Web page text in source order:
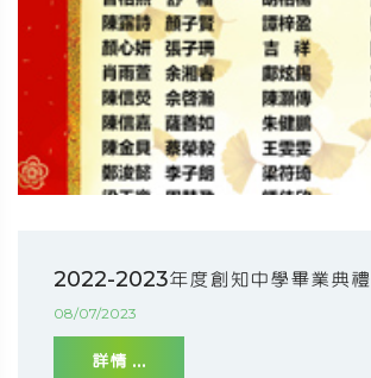
2022-2023年度創知中學畢業典禮
08/07/2023
詳情 ...